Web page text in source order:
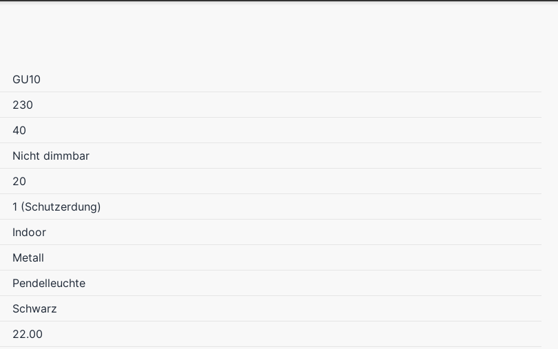
GU10
230
40
Nicht dimmbar
20
1 (Schutzerdung)
Indoor
Metall
Pendelleuchte
Schwarz
22.00